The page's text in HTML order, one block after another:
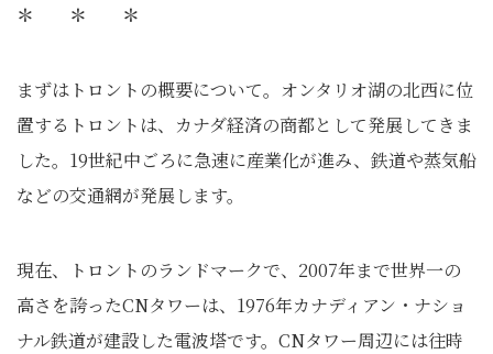
＊ ＊ ＊
まずはトロントの概要について。オンタリオ湖の北西に位
置するトロントは、カナダ経済の商都として発展してきま
した。19世紀中ごろに急速に産業化が進み、鉄道や蒸気船
などの交通網が発展します。
現在、トロントのランドマークで、2007年まで世界一の
高さを誇ったCNタワーは、1976年カナディアン・ナショ
ナル鉄道が建設した電波塔です。CNタワー周辺には往時